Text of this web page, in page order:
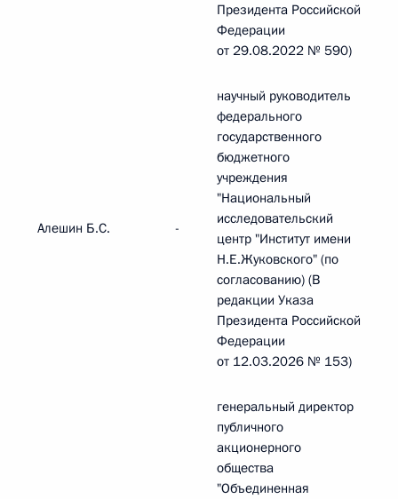
Президента Российской
Федерации
от 29.08.2022 № 590)
Алешин Б.С. -
научный руководитель
федерального
государственного
бюджетного
учреждения
"Национальный
исследовательский
центр "Институт имени
Н.Е.Жуковского" (по
согласованию) (В
редакции Указа
Президента Российской
Федерации
от 12.03.2026 № 153)
генеральный директор
публичного
акционерного
общества
"Объединенная